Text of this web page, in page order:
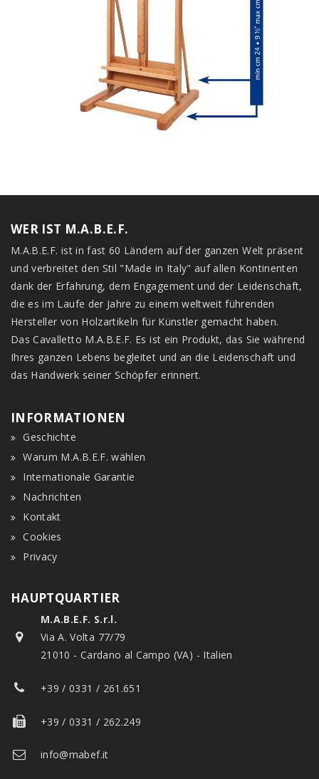
WER IST M.A.B.E.F.
M.A.B.E.F. ist in fast 60 Ländern auf der ganzen Welt präsent
und verbreitet den Stil "Made in Italy" auf allen Kontinenten
dank der Erfahrung, dem Engagement und der Leidenschaft,
die es im Laufe der Jahre zu einem weltweit führenden
Hersteller von Holzartikeln für Künstler gemacht haben.
Das Cavalletto M.A.B.E.F. Es ist ein Produkt, das Sie während
Ihres ganzen Lebens begleitet und an die Leidenschaft und
das Handwerk seiner Schöpfer erinnert.
INFORMATIONEN
Geschichte
Warum M.A.B.E.F. wählen
Internationale Garantie
Nachrichten
Kontakt
Cookies
Privacy
HAUPTQUARTIER
M.A.B.E.F. S.r.l.
Via A. Volta 77/79
21010 - Cardano al Campo (VA) - Italien
+39 / 0331 / 261.651
+39 / 0331 / 262.249
info@mabef.it